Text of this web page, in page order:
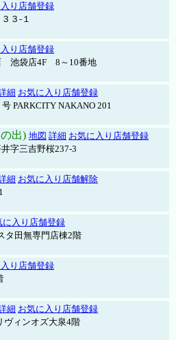
り店舗登録
３-１
り店舗登録
池袋店4F 8～10番地
細 お気に入り店舗登録
PARKCITY NAKANO 201
出) 地図 詳細 お気に入り店舗登録
字三吉野桜237-3
細 お気に入り店舗解除
に入り店舗登録
タ田無専門店棟2階
り店舗登録
細 お気に入り店舗登録
ィンオズ大泉4階